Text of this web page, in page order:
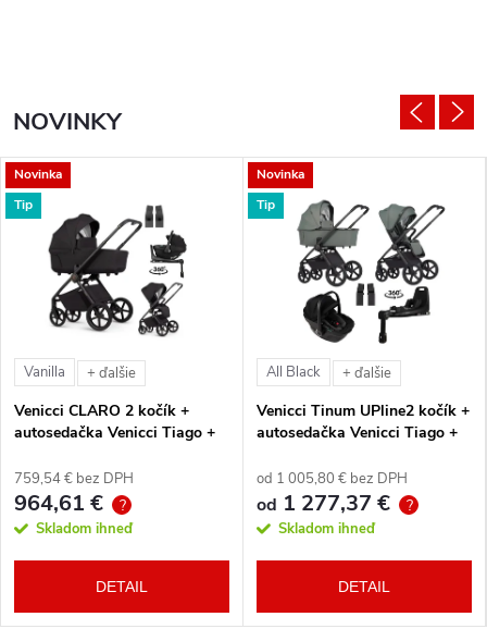
NOVINKY
Novinka
Tip
Vanilla + ďalšie
Venicci CLARO 2 kočík +
autosedačka Venicci Tiago +
759,54 € bez DPH
964,61 € ?
Skladom ihneď
DETAIL
Novinka
Tip
All Black + ďalšie
Venicci Tinum UPline2 kočík +
autosedačka Venicci Tiago +
od 1 005,80 € bez DPH
od 1 277,37 € ?
Skladom ihneď
DETAIL